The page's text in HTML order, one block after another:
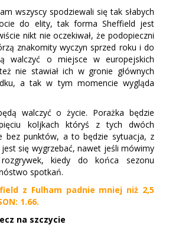
wszyscy spodziewali się tak słabych
do elity, tak forma Sheffield jest
nikt nie oczekiwał, że podopieczni
znakomity wyczyn sprzed roku i do
walczyć o miejsce w europejskich
nie stawiał ich w gronie głównych
a tak w tym momencie wygląda
walczyć o życie. Porażka będzie
koljkach któryś z tych dwóch
bez punktów, a to będzie sytuacja, z
się wygrzebać, nawet jeśli mówimy
kiedy do końca sezonu
spotkań.
z Fulham padnie mniej niż 2,5
1.66.
na szczycie